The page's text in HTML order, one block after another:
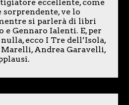
eccellente, come
sorprendente, ve lo
si parlerà di libri
e Gennaro Ialenti. E, per
ecco I Tre dell’Isola,
Andrea Garavelli,